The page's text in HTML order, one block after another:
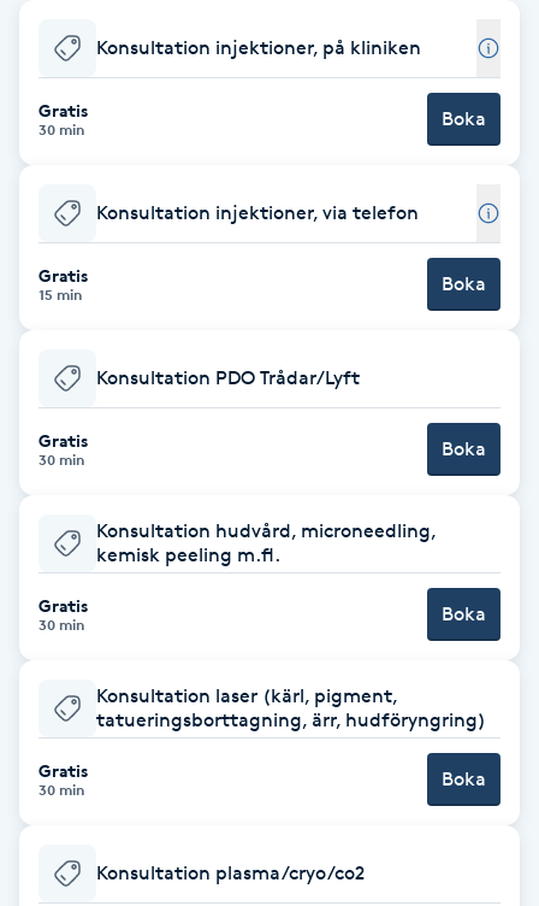
Babylights
Balayage
Barber
BIAB
Blowout
Brynfärgning
Brynplockning
Bröllopsuppsättning
C
Celluliter
Konsultation injektioner, på kliniken
Gratis
30 min Boka
Konsultation injektioner, via telefon
Gratis
15 min Boka
Konsultation PDO Trådar/Lyft
Gratis
30 min Boka
Konsultation hudvård, microneedling,
kemisk peeling m.fl.
Gratis
30 min Boka
Konsultation laser (kärl, pigment,
tatueringsborttagning, ärr, hudföryngring)
Gratis
30 min Boka
Konsultation plasma/cryo/co2